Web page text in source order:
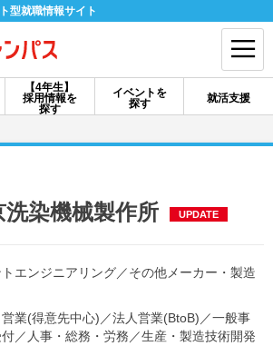
型就職情報サイト
【4年生】
採用情報を
探す
イベントを
探す
就活支援
録 ログイン
説明会を探す
インターンを探す
スカウト お知らせ
染機械製作所 UPDATE
エンジニアリング／その他メーカー・製造
営業(得意先中心) ／法人営業(BtoB) ／一般事
／ 人事・総務・労務 ／生産・製造技術開発